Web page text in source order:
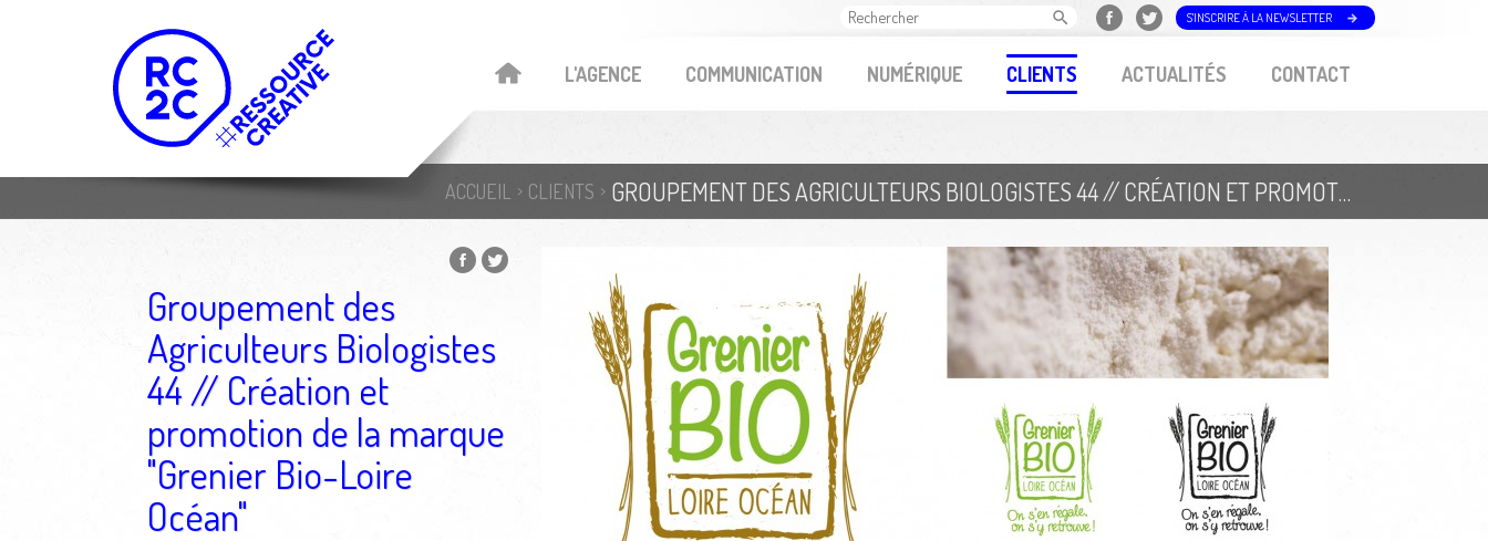
L'AGENCE COMMUNICATION NUMÉRIQUE CLIENTS ACTUALITÉS CONTACT
S'INSCRIRE À LA NEWSLETTER
ACCUEIL CLIENTS GROUPEMENT DES AGRICULTEURS BIOLOGISTES 44 // CRÉATION ET PROMOTION DE LA MARQUE "GRENIER BIO-LOIRE OCÉAN"
Groupement des
Agriculteurs Biologistes
44 // Création et
promotion de la marque
"Grenier Bio-Loire
Océan"